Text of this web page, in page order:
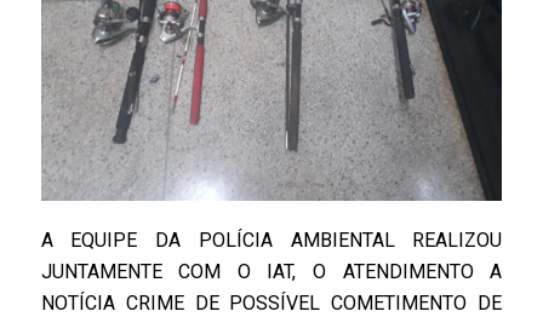
A EQUIPE DA POLÍCIA AMBIENTAL REALIZOU
JUNTAMENTE COM O IAT, O ATENDIMENTO A
NOTÍCIA CRIME DE POSSÍVEL COMETIMENTO DE